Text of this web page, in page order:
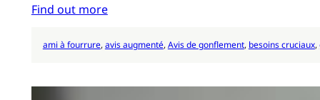
Find out more
ami à fourrure, avis augmenté, Avis de gonflement, besoins cruciaux,